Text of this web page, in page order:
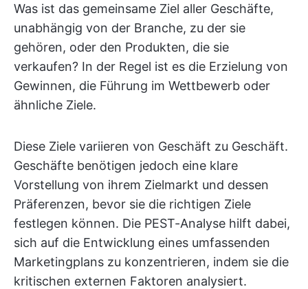
Was ist das gemeinsame Ziel aller Geschäfte,
unabhängig von der Branche, zu der sie
gehören, oder den Produkten, die sie
verkaufen? In der Regel ist es die Erzielung von
Gewinnen, die Führung im Wettbewerb oder
ähnliche Ziele.
Diese Ziele variieren von Geschäft zu Geschäft.
Geschäfte benötigen jedoch eine klare
Vorstellung von ihrem Zielmarkt und dessen
Präferenzen, bevor sie die richtigen Ziele
festlegen können. Die PEST-Analyse hilft dabei,
sich auf die Entwicklung eines umfassenden
Marketingplans zu konzentrieren, indem sie die
kritischen externen Faktoren analysiert.